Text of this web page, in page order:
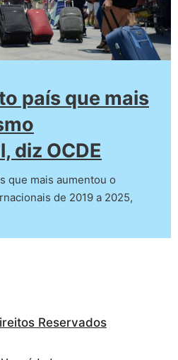
país que mais
diz OCDE
que mais aumentou o
de 2019 a 2025,
Reservados